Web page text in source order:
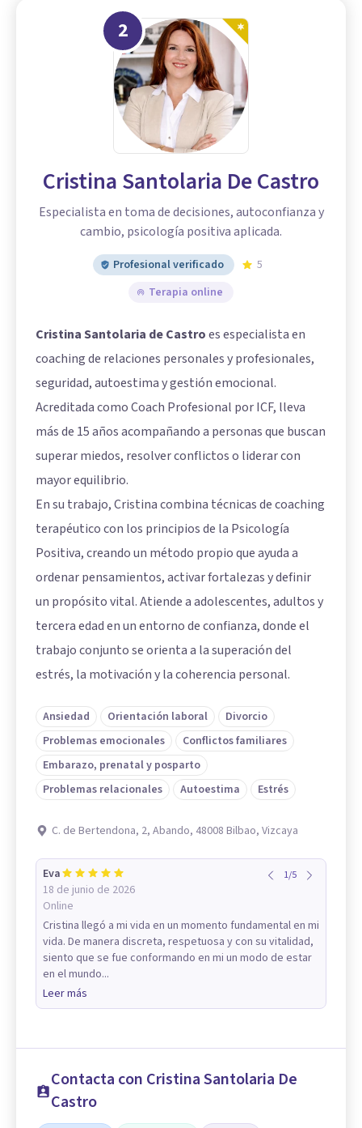
2
Cristina Santolaria De Castro
Especialista en toma de decisiones, autoconfianza y
cambio, psicología positiva aplicada.
Profesional verificado
5
Terapia online
Cristina Santolaria de Castroes especialista en
coaching de relaciones personales y profesionales,
seguridad, autoestima y gestión emocional.
Acreditada como Coach Profesional por ICF, lleva
más de 15 años acompañando a personas que buscan
superar miedos, resolver conflictos o liderar con
mayor equilibrio.
En su trabajo, Cristina combina técnicas de coaching
terapéutico con los principios de la Psicología
Positiva, creando un método propio que ayuda a
ordenar pensamientos, activar fortalezas y definir
un propósito vital. Atiende a adolescentes, adultos y
tercera edad en un entorno de confianza, donde el
trabajo conjunto se orienta a la superación del
estrés, la motivación y la coherencia personal.
Ansiedad Orientación laboral
Divorcio
Problemas emocionales
Conflictos familiares
Embarazo, prenatal y posparto
Problemas relacionales
Autoestima Estrés
C. de Bertendona, 2, Abando, 48008 Bilbao, Vizcaya
Eva
18 de junio de 2026
Online
1/5
Cristina llegó a mi vida en un momento fundamental en mi
vida. De manera discreta, respetuosa y con su vitalidad,
siento que se fue conformando en mi un modo de estar
en el mundo...
Leer más
Contacta con Cristina Santolaria De
Castro